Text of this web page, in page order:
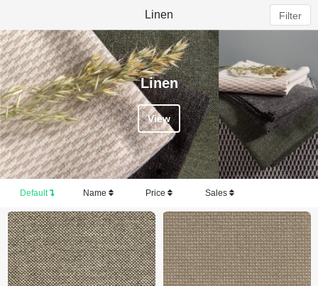
Filter
Linen
Linen
View
Default Name Price Sales